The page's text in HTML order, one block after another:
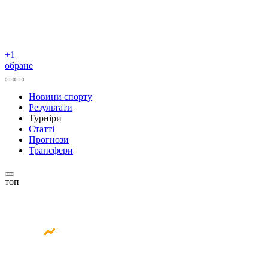
+1
обране
Новини спорту
Результати
Турніри
Статті
Прогнози
Трансфери
топ